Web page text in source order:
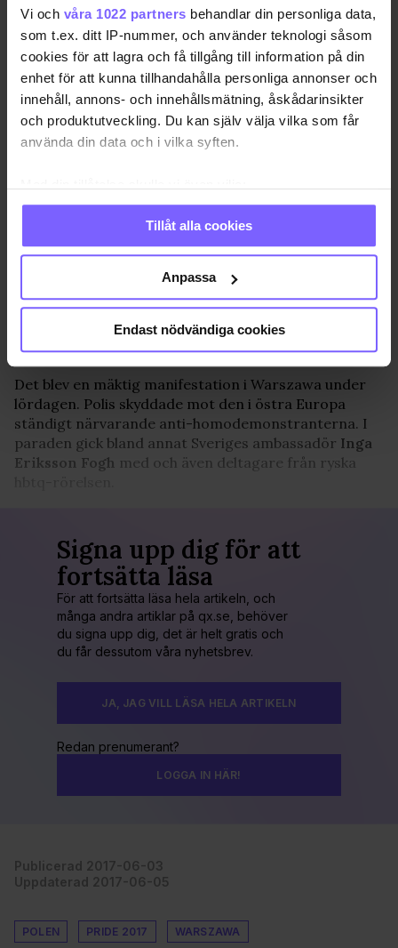
Vi och våra 1022 partners behandlar din personliga data,
som t.ex. ditt IP-nummer, och använder teknologi såsom
cookies för att lagra och få tillgång till information på din
enhet för att kunna tillhandahålla personliga annonser och
innehåll, annons- och innehållsmätning, åskådarinsikter
och produktutveckling. Du kan själv välja vilka som får
använda din data och i vilka syften.
Samla in information om din geografiska plats
som kan ha en noggrannhet på upp till flera meter
Identifiera din enhet genom att aktivt skanna den
för specifika kännetecken (fingeravtryck)
Ta reda på mer om hur dina personliga uppgifter
Du kan ändra eller dra tillbaka ditt samtycke när som
helst från cookie-förklaringen.
Vi använder enhetsidentifierare för att anpassa innehållet
och annonserna till användarna, tillhandahålla funktioner
för sociala medier och analysera vår trafik. Vi
vidarebefordrar även sådana identifierare och annan
information som du har tillhandahållit eller som de har
samlat in när du har använt deras tjänster. Du godkänner
våra cookies vid fortsatt användande av vår webbplats.
Tillåt alla cookies
Anpassa
Endast nödvändiga cookies
Foto: Fredrik Svensson
Det blev en mäktig manifestation i Warszawa under
lördagen. Polis skyddade mot den i östra Europa
ständigt närvarande anti-homodemonstranterna. I
paraden gick bland annat Sveriges ambassadör Inga
Eriksson Fogh med och även deltagare från ryska
Signa upp dig för att
fortsätta läsa
För att fortsätta läsa hela artikeln, och
många andra artiklar på qx.se, behöver
du signa upp dig, det är helt gratis och
du får dessutom våra nyhetsbrev.
JA, JAG VILL LÄSA HELA ARTIKELN
Redan prenumerant?
LOGGA IN HÄR!
Publicerad 2017-06-03
Uppdaterad 2017-06-05
POLEN PRIDE 2017 WARSZAWA